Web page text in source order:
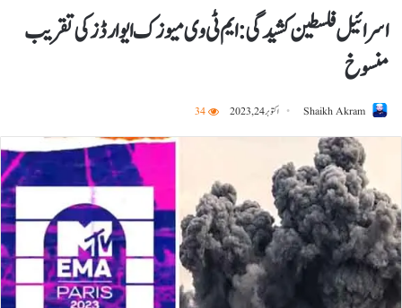
اسرائیل فلسطین کشیدگی: ایم ٹی وی میوزک ایوارڈز کی تقریب
منسوخ
Shaikh Akram اکتوبر 24, 2023 34